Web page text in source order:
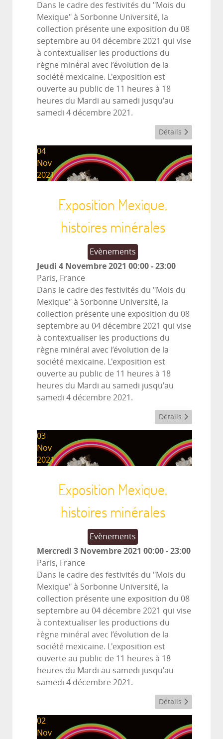
Dans le cadre des festivités du "Mois du
Mexique" à Sorbonne Université, la
collection présente une exposition du 08
septembre au 04 décembre 2021 qui vise
à contextualiser les productions du
règne minéral avec l’évolution de la
société mexicaine. L'exposition est
ouverte au public de 11 heures à 18
heures du Mardi au samedi jusqu'au
samedi 4 décembre 2021.
Détails
04
Nov
2021
Exposition Mexique,
histoires minérales
Evènements
Jeudi 4 Novembre 2021 00:00-23:00
Paris, France
Dans le cadre des festivités du "Mois du
Mexique" à Sorbonne Université, la
collection présente une exposition du 08
septembre au 04 décembre 2021 qui vise
à contextualiser les productions du
règne minéral avec l’évolution de la
société mexicaine. L'exposition est
ouverte au public de 11 heures à 18
heures du Mardi au samedi jusqu'au
samedi 4 décembre 2021.
Détails
03
Nov
2021
Exposition Mexique,
histoires minérales
Evènements
Mercredi 3 Novembre 2021 00:00-23:00
Paris, France
Dans le cadre des festivités du "Mois du
Mexique" à Sorbonne Université, la
collection présente une exposition du 08
septembre au 04 décembre 2021 qui vise
à contextualiser les productions du
règne minéral avec l’évolution de la
société mexicaine. L'exposition est
ouverte au public de 11 heures à 18
heures du Mardi au samedi jusqu'au
samedi 4 décembre 2021.
Détails
02
Nov